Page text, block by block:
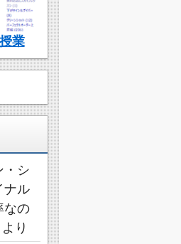
業
・シ
ナル
なの
より